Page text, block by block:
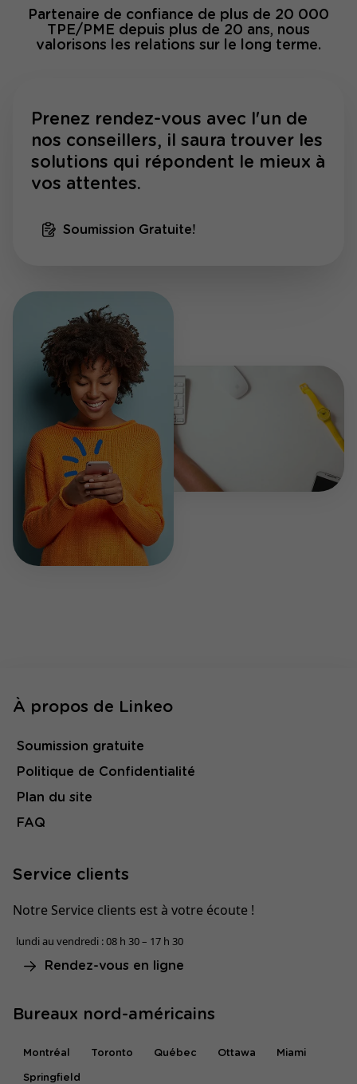
Partenaire de confiance de plus de 20 000
TPE/PME depuis plus de 20 ans, nous
valorisons les relations sur le long terme.
Prenez rendez-vous avec l'un de
nos conseillers, il saura trouver les
solutions qui répondent le mieux à
vos attentes.
Soumission Gratuite!
À propos de Linkeo
Soumission gratuite
Politique de Confidentialité
Plan du site
FAQ
Service clients
Notre Service clients est à votre écoute !
lundi au vendredi : 08 h 30 – 17 h 30
Rendez-vous en ligne
Bureaux nord-américains
Montréal Toronto Québec Ottawa Miami
Springfield